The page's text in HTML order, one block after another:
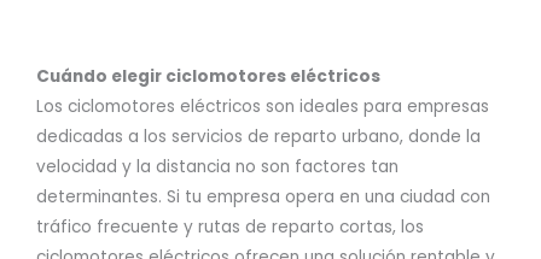
Cuándo elegir ciclomotores eléctricos
Los ciclomotores eléctricos son ideales para empresas
dedicadas a los servicios de reparto urbano, donde la
velocidad y la distancia no son factores tan
determinantes. Si tu empresa opera en una ciudad con
tráfico frecuente y rutas de reparto cortas, los